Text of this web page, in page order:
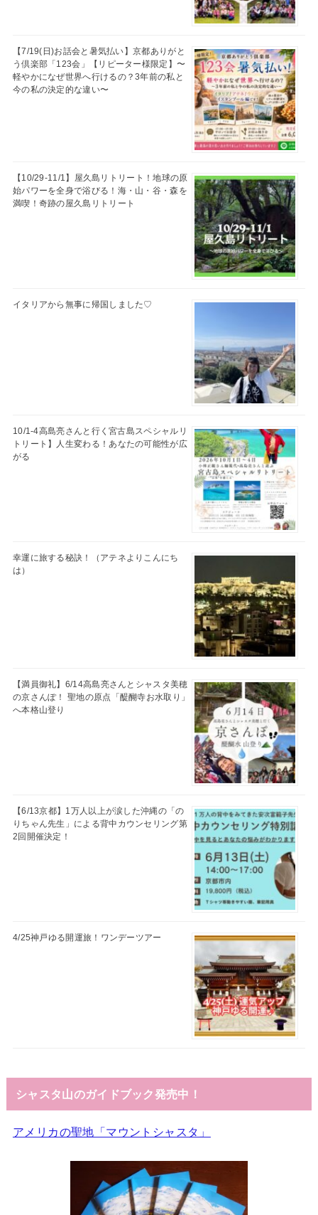
【7/19(日)お話会と暑気払い】京都ありがと
う倶楽部「123会」【リピーター様限定】〜
軽やかになぜ世界へ行けるの？3年前の私と
今の私の決定的な違い〜
【10/29-11/1】屋久島リトリート！地球の原
始パワーを全身で浴びる！海・山・谷・森を
満喫！奇跡の屋久島リトリート
イタリアから無事に帰国しました♡
10/1-4高島亮さんと行く宮古島スペシャルリ
トリート】人生変わる！あなたの可能性が広
がる
幸運に旅する秘訣！（アテネよりこんにち
は）
【満員御礼】6/14高島亮さんとシャスタ美穂
の京さんぽ！ 聖地の原点「醍醐寺お水取り」
へ本格山登り
【6/13京都】1万人以上が涙した沖縄の「の
りちゃん先生」による背中カウンセリング第
2回開催決定！
4/25神戸ゆる開運旅！ワンデーツアー
シャスタ山のガイドブック発売中！
アメリカの聖地「マウントシャスタ」